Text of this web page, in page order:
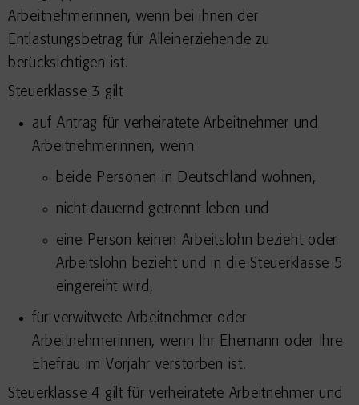
Arbeitnehmerinnen, wenn bei ihnen der
Entlastungsbetrag für Alleinerziehende zu
berücksichtigen ist.
Steuerklasse 3 gilt
auf Antrag für verheiratete Arbeitnehmer und
Arbeitnehmerinnen, wenn
beide Personen in Deutschland wohnen,
nicht dauernd getrennt leben und
eine Person keinen Arbeitslohn bezieht oder
Arbeitslohn bezieht und in die Steuerklasse 5
eingereiht wird,
für verwitwete Arbeitnehmer oder
Arbeitnehmerinnen, wenn Ihr Ehemann oder Ihre
Ehefrau im Vorjahr verstorben ist.
Steuerklasse 4 gilt für verheiratete Arbeitnehmer und